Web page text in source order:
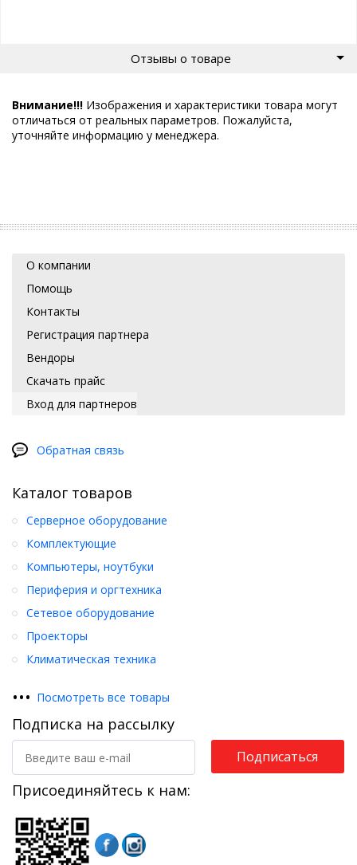
Отзывы о товаре
Внимание!!! Изображения и характеристики товара могут
отличаться от реальных параметров. Пожалуйста,
уточняйте информацию у менеджера.
О компании
Помощь
Контакты
Регистрация партнера
Вендоры
Скачать прайс
Вход для партнеров
Обратная связь
Каталог товаров
Серверное оборудование
Комплектующие
Компьютеры, ноутбуки
Периферия и оргтехника
Сетевое оборудование
Проекторы
Климатическая техника
••• Посмотреть все товары
Подписка на рассылку
Подписаться
Присоединяйтесь к нам: